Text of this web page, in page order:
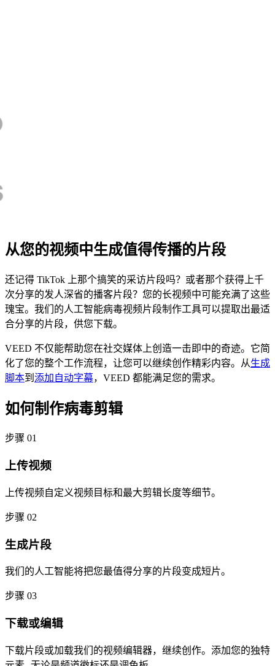
从您的视频中生成值得传播的片段
还记得 TikTok 上那个搞笑的采访片段吗？或者那个获得上千
次分享的发人深省的播客片段？您的长视频中可能充满了这些
瑰宝。我们的人工智能病毒视频片段制作工具可以提取出最适
合分享的片段，供您下载。
VEED 不仅能帮助您在社交媒体上创造一击即中的奇迹。它简
化了您的整个工作流程，让您可以继续创作精彩内容。从生成
脚本到 添加自动字幕，VEED 都能满足您的需求。
如何制作病毒剪辑
步骤 01
上传视频
上传视频自定义视频目标和最大剪辑长度等细节。
步骤 02
生成片段
我们的人工智能将把您最值得分享的片段变成短片。
步骤 03
下载或编辑
下载片段或加载我们的视频编辑器，继续创作。添加您的独特